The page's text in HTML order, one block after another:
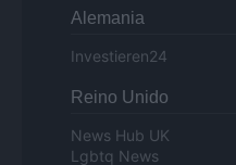
Alemania
Investieren24
Reino Unido
News Hub UK
Lgbtq News